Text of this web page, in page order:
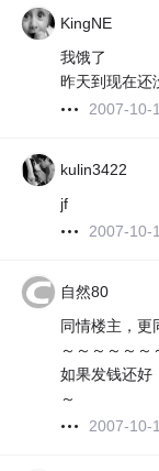
KingNE
我饿了
昨天到现在还
2007-10-
kulin3422
jf
2007-10-
自然80
同情楼主，更
～～～～～～
如果发钱还好
～
2007-10-